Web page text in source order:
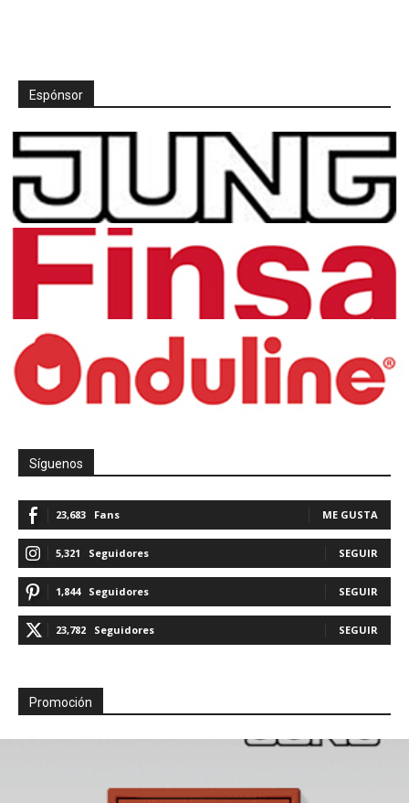
Espónsor
Síguenos
23,683 Fans ME GUSTA
5,321 Seguidores SEGUIR
1,844 Seguidores SEGUIR
23,782 Seguidores SEGUIR
Promoción